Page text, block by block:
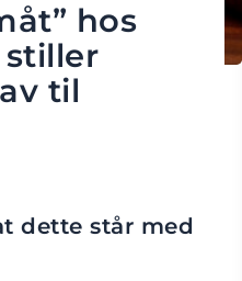
hos
stiller
til
dette står med